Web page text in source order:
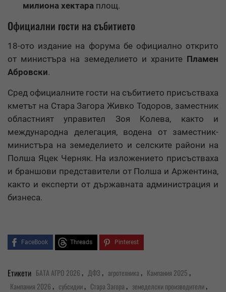
милиона хектара площ.
Официални гости на събитието
18-ото издание на форума бе официално открито
от министъра на земеделието и храните Пламен
Абровски.
Сред официалните гости на събитието присъстваха
кметът на Стара Загора Живко Тодоров, заместник
областният управител Зоя Колева, както и
международна делегация, водена от заместник-
министъра на земеделието и селските райони на
Полша Яцек Черняк. На изложението присъстваха
и браншови представители от Полша и Аржентина,
както и експерти от държавната администрация и
бизнеса.
FaceBook Threads Pinterest
Етикети БАТА АГРО 2026, ДФЗ, агротехника, Кампания 2025,
Кампания 2026, субсидии, Стара Загора, земеделски производители,